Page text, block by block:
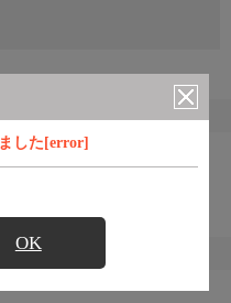
した[error]
OK